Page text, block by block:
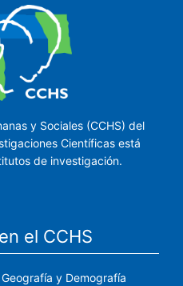
y Sociales (CCHS) del
Científicas está
de investigación.
el CCHS
y Demografía